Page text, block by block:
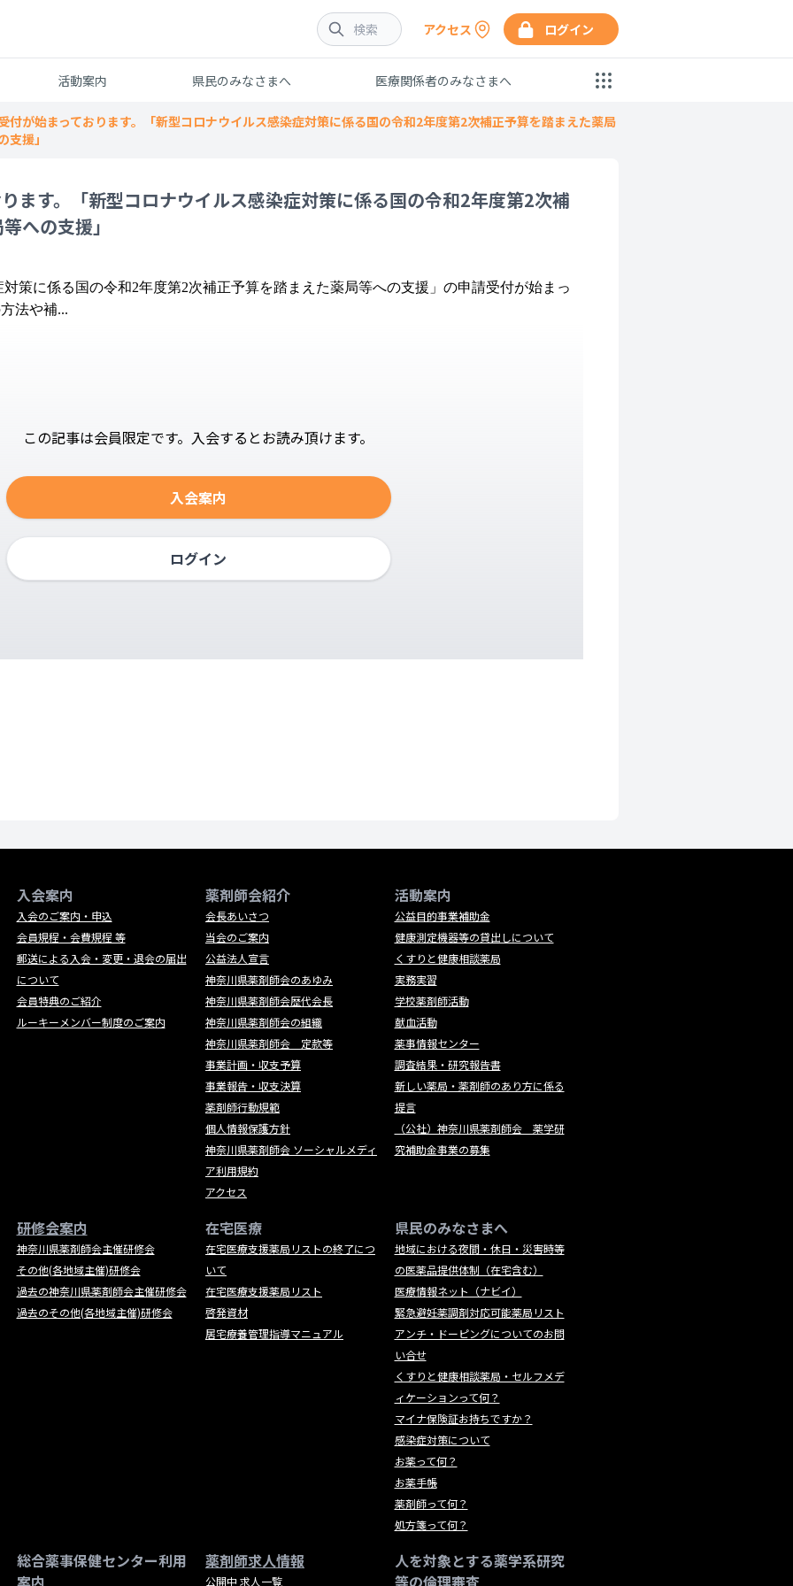
アクセス ログイン
活動案内 県民のみなさまへ 医療関係者のみなさまへ
付が始まっております。「新型コロナウイルス感染症対策に係る国の令和2年度第2次補正予算を踏まえた薬局
支援」
ます。「新型コロナウイルス感染症対策に係る国の令和2年度第2次補
への支援」
策に係る国の令和2年度第2次補正予算を踏まえた薬局等への支援」の申請受付が始まっ
法や補...
この記事は会員限定です。入会するとお読み頂けます。
入会案内
ログイン
入会案内
入会のご案内・申込
会員規程・会費規程 等
郵送による入会・変更・退会の届出
について
会員特典のご紹介
ルーキーメンバー制度のご案内
薬剤師会紹介
会長あいさつ
当会のご案内
公益法人宣言
神奈川県薬剤師会のあゆみ
神奈川県薬剤師会歴代会長
神奈川県薬剤師会の組織
神奈川県薬剤師会 定款等
事業計画・収支予算
事業報告・収支決算
薬剤師行動規範
個人情報保護方針
神奈川県薬剤師会 ソーシャルメディ
ア利用規約
アクセス
活動案内
公益目的事業補助金
健康測定機器等の貸出しについて
くすりと健康相談薬局
実務実習
学校薬剤師活動
献血活動
薬事情報センター
調査結果・研究報告書
新しい薬局・薬剤師のあり方に係る
提言
（公社）神奈川県薬剤師会 薬学研
究補助金事業の募集
研修会案内
神奈川県薬剤師会主催研修会
その他(各地域主催)研修会
過去の神奈川県薬剤師会主催研修会
過去のその他(各地域主催)研修会
在宅医療
在宅医療支援薬局リストの終了につ
いて
在宅医療支援薬局リスト
啓発資材
居宅療養管理指導マニュアル
県民のみなさまへ
地域における夜間・休日・災害時等
の医薬品提供体制（在宅含む）
医療情報ネット（ナビイ）
緊急避妊薬調剤対応可能薬局リスト
アンチ・ドーピングについてのお問
い合せ
くすりと健康相談薬局・セルフメデ
ィケーションって何？
マイナ保険証お持ちですか？
感染症対策について
お薬って何？
お薬手帳
薬剤師って何？
処方箋って何？
総合薬事保健センター利用
案内
薬剤師求人情報
公開中 求人一覧
人を対象とする薬学系研究
等の倫理審査